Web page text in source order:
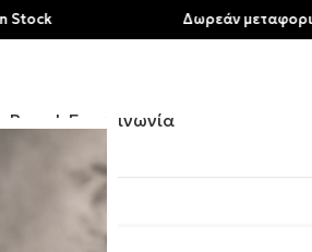
Brands Επικοινωνία
Δωρεάν μεταφορικά για